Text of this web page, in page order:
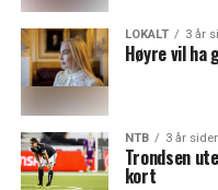
LOKALT 3 år
Høyre vil
NTB 3 år
Trondsen
kort